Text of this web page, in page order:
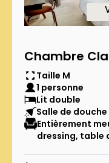
Chambre
Taille M
1 personne
Lit double
Salle de douche
Entièrement
dressing, table